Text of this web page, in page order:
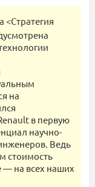
<Стратегия
на
в первую
научно-
Ведь
стоимость
— на всех наших